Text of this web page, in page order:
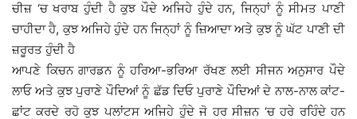
ਚੀਜ਼ ‘ਚ ਖਰਾਬ ਹੁੰਦੀ ਹੈ ਕੁਝ ਪੌਦੇ ਅਜਿਹੇ ਹੁੰਦੇ ਹਨ, ਜਿਨ੍ਹਾਂ ਨੂੰ ਸੀਮਤ ਪਾਣੀ
ਚਾਹੀਦਾ ਹੈ, ਕੁਝ ਅਜਿਹੇ ਹੁੰਦੇ ਹਨ ਜਿਨ੍ਹਾਂ ਨੂੰ ਜ਼ਿਆਦਾ ਅਤੇ ਕੁਝ ਨੂੰ ਘੱਟ ਪਾਣੀ ਦੀ
ਜ਼ਰੂਰਤ ਹੁੰਦੀ ਹੈ
ਆਪਣੇ ਕਿਚਨ ਗਾਰਡਨ ਨੂੰ ਹਰਿਆ-ਭਰਿਆ ਰੱਖਣ ਲਈ ਸੀਜਨ ਅਨੁਸਾਰ ਪੌਦੇ
ਲਾਓ ਅਤੇ ਕੁਝ ਪੁਰਾਣੇ ਪੌਦਿਆਂ ਨੂੰ ਛੱਡ ਦਿਓ ਪੁਰਾਣੇ ਪੌਦਿਆਂ ਦੇ ਨਾਲ-ਨਾਲ ਕਾਂਟ-
ਛਾਂਟ ਕਰਦੇ ਰਹੋ ਕੁਝ ਪਲਾਂਟਸ ਅਜਿਹੇ ਹੁੰਦੇ ਜੋ ਹਰ ਸੀਜ਼ਨ ‘ਚ ਹਰੇ ਰਹਿੰਦੇ ਹਨ